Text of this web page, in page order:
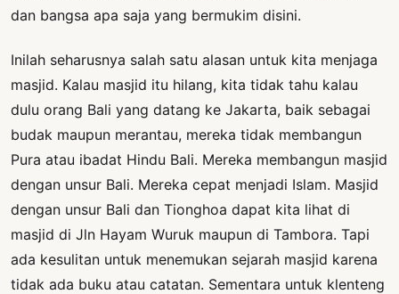
dan bangsa apa saja yang bermukim disini.
Inilah seharusnya salah satu alasan untuk kita menjaga
masjid. Kalau masjid itu hilang, kita tidak tahu kalau
dulu orang Bali yang datang ke Jakarta, baik sebagai
budak maupun merantau, mereka tidak membangun
Pura atau ibadat Hindu Bali. Mereka membangun masjid
dengan unsur Bali. Mereka cepat menjadi Islam. Masjid
dengan unsur Bali dan Tionghoa dapat kita lihat di
masjid di Jln Hayam Wuruk maupun di Tambora. Tapi
ada kesulitan untuk menemukan sejarah masjid karena
tidak ada buku atau catatan. Sementara untuk klenteng